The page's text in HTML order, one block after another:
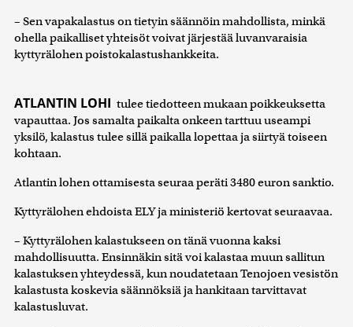
– Sen vapakalastus on tietyin säännöin mahdollista, minkä
ohella paikalliset yhteisöt voivat järjestää luvanvaraisia
kyttyrälohen poistokalastushankkeita.
ATLANTIN LOHI tulee tiedotteen mukaan poikkeuksetta
vapauttaa. Jos samalta paikalta onkeen tarttuu useampi
yksilö, kalastus tulee sillä paikalla lopettaa ja siirtyä toiseen
kohtaan.
Atlantin lohen ottamisesta seuraa peräti 3480 euron sanktio.
Kyttyrälohen ehdoista ELY ja ministeriö kertovat seuraavaa.
– Kyttyrälohen kalastukseen on tänä vuonna kaksi
mahdollisuutta. Ensinnäkin sitä voi kalastaa muun sallitun
kalastuksen yhteydessä, kun noudatetaan Tenojoen vesistön
kalastusta koskevia säännöksiä ja hankitaan tarvittavat
kalastusluvat.